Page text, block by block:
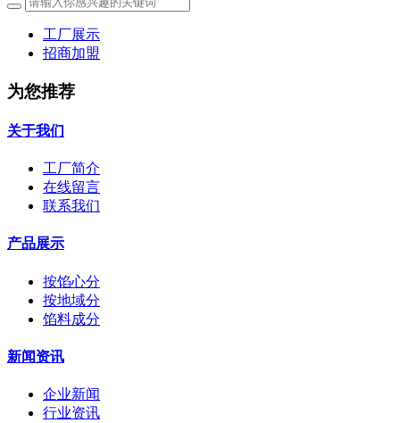
工厂展示
招商加盟
为您推荐
关于我们
工厂简介
在线留言
联系我们
产品展示
按馅心分
按地域分
馅料成分
新闻资讯
企业新闻
行业资讯